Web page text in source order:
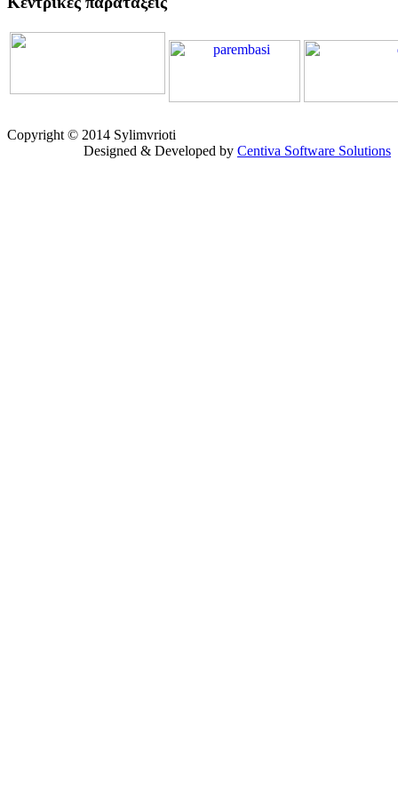
Copyright © 2014 Sylimvrioti
Designed & Developed by Centiva Software Solutions